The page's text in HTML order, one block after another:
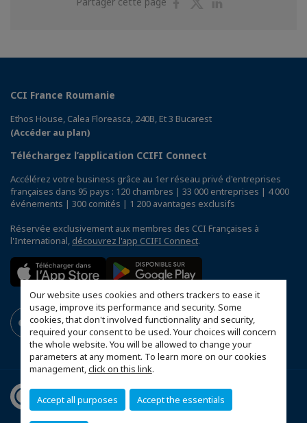
Our website uses cookies and others trackers to ease it
usage, improve its performance and security. Some
cookies, that don't involved functionnality and security,
required your consent to be used. Your choices will concern
the whole website. You will be allowed to change your
parameters at any moment. To learn more on our cookies
management,click on this link.
Accept all purposes Accept the essentials
CCI France Roumanie
Ethos House, Calea Floreasca, 240B, Et 3 Bucarest
(Accéder au plan)
Téléchargez l’application CCIFI Connect
Accélérez votre business grâce au 1er réseau privé d'entreprises
françaises dans 95 pays : 120 chambres | 33 000 entreprises | 4 000
événements | 300 comités | 1 200 avantages exclusifs
Réservée exclusivement aux membres des CCI Françaises à
l'International, découvrez l'app CCIFI Connect.